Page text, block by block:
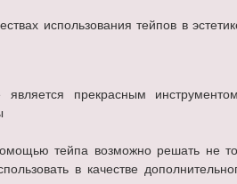
использования тейпов в
является прекрасным
тейпа возможно решать не
в качестве